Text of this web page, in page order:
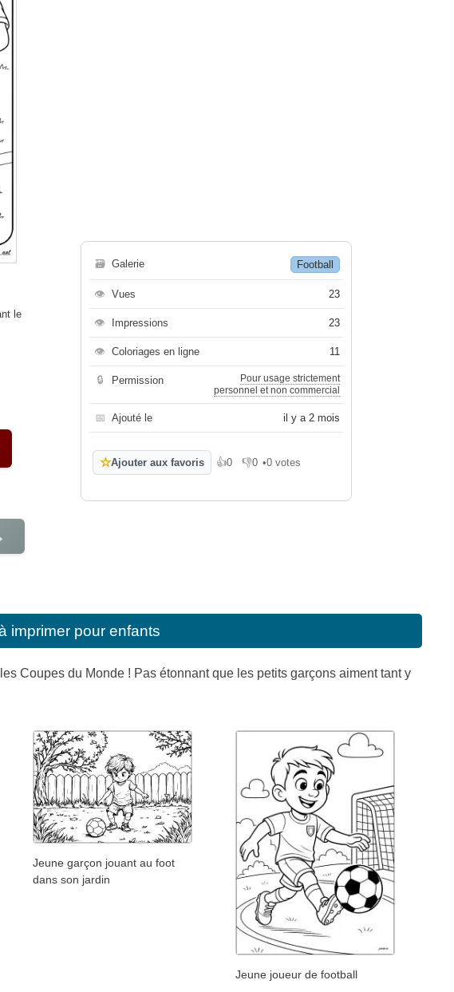
le
🗃 Galerie Football
👁 Vues 23
👁 Impressions 23
👁 Coloriages en ligne 11
🔒 Permission
Pour usage strictement
personnel et non commercial
📅 Ajouté le il y a 2 mois
☆Ajouter aux favoris 👍0
J'aime 👎0
Je n'aime pas
•0 votes
imprimer pour enfants
Coupes du Monde ! Pas étonnant que les petits garçons aiment tant y
Jeune garçon jouant au foot
dans son jardin
Jeune joueur de football